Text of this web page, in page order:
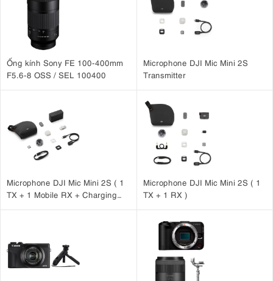
Ống kính Sony FE 100-400mm
F5.6-8 OSS / SEL 100400
Microphone DJI Mic Mini 2S
Transmitter
Microphone DJI Mic Mini 2S ( 1
TX + 1 Mobile RX + Charging
Microphone DJI Mic Mini 2S ( 1
TX + 1 RX )